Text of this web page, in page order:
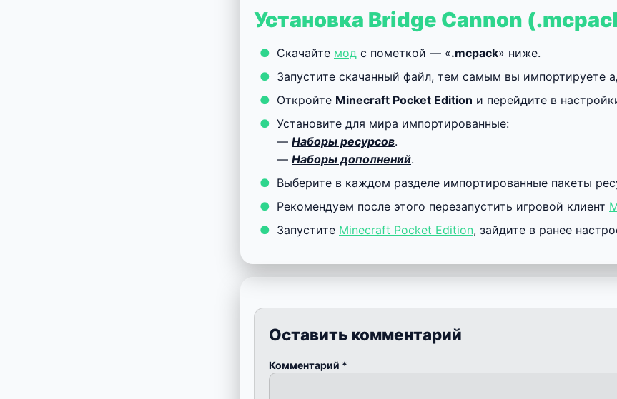
Установка Bridge Cannon
Скачайте мод с пометкой — «.mcpack» ниже.
Запустите скачанный файл, тем самым вы импортируете
Откройте Minecraft Pocket Edition и перейдите в
Установите для мира импортированные:
— Наборы ресурсов.
— Наборы дополнений.
Выберите в каждом разделе импортированные пакеты
Рекомендуем после этого перезапустить игровой клиент
Запустите Minecraft Pocket Edition, зайдите в ранее
Оставить комментарий
Комментарий *